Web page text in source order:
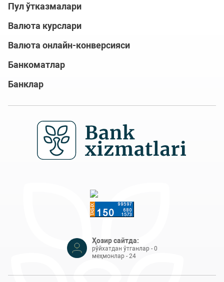
Пул ўтказмалари
Валюта курслари
Валюта онлайн-конверсияси
Банкоматлар
Банклар
Ҳозир сайтда:
рўйхатдан ўтганлар - 0
меҳмонлар - 24